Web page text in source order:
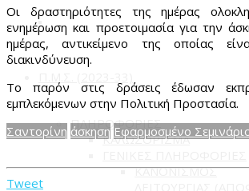
ΠΛΗΡΟΦΟΡΙΕΣ
ΚΑΛΩΣΟΡΙΣΜΑ
ΚΑΝΟΝΙΣΜΟΣ
Οι δραστηριότητες της ημέρας
ενημέρωση και προετοιμασία για την
ημέρας, αντικείμενο της οποίας
διακινδύνευση.
Το παρόν στις δράσεις έδωσαν
εμπλεκόμενων στην Πολιτική Προστασία.
Σαντορίνη άσκηση Εφαρμοσμένο
Tweet